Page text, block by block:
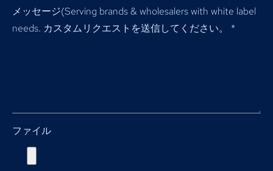
メッセージ(Serving brands & wholesalers with white label
needs. カスタムリクエストを送信してください。 *
ファイル